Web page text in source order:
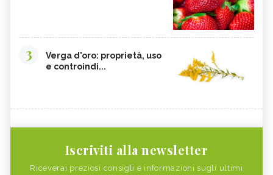
3
Verga d'oro: proprietà, uso
e controindi...
Iscriviti alla newsletter
Riceverai preziosi consigli e informazioni sugli ultimi